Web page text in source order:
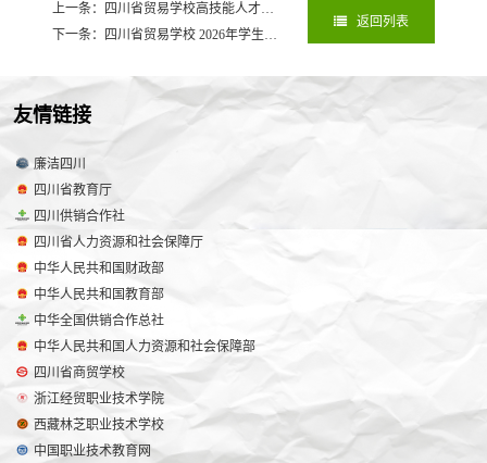
上一条：四川省贸易学校高技能人才培训基地无人机装调检修室设备采购项目第二次比价通知
下一条：四川省贸易学校 2026年学生卧具采购项目招标代理机构抽取报告
返回列表
友情链接
廉洁四川
四川省教育厅
四川供销合作社
四川省人力资源和社会保障厅
中华人民共和国财政部
中华人民共和国教育部
中华全国供销合作总社
中华人民共和国人力资源和社会保障部
四川省商贸学校
浙江经贸职业技术学院
西藏林芝职业技术学校
中国职业技术教育网